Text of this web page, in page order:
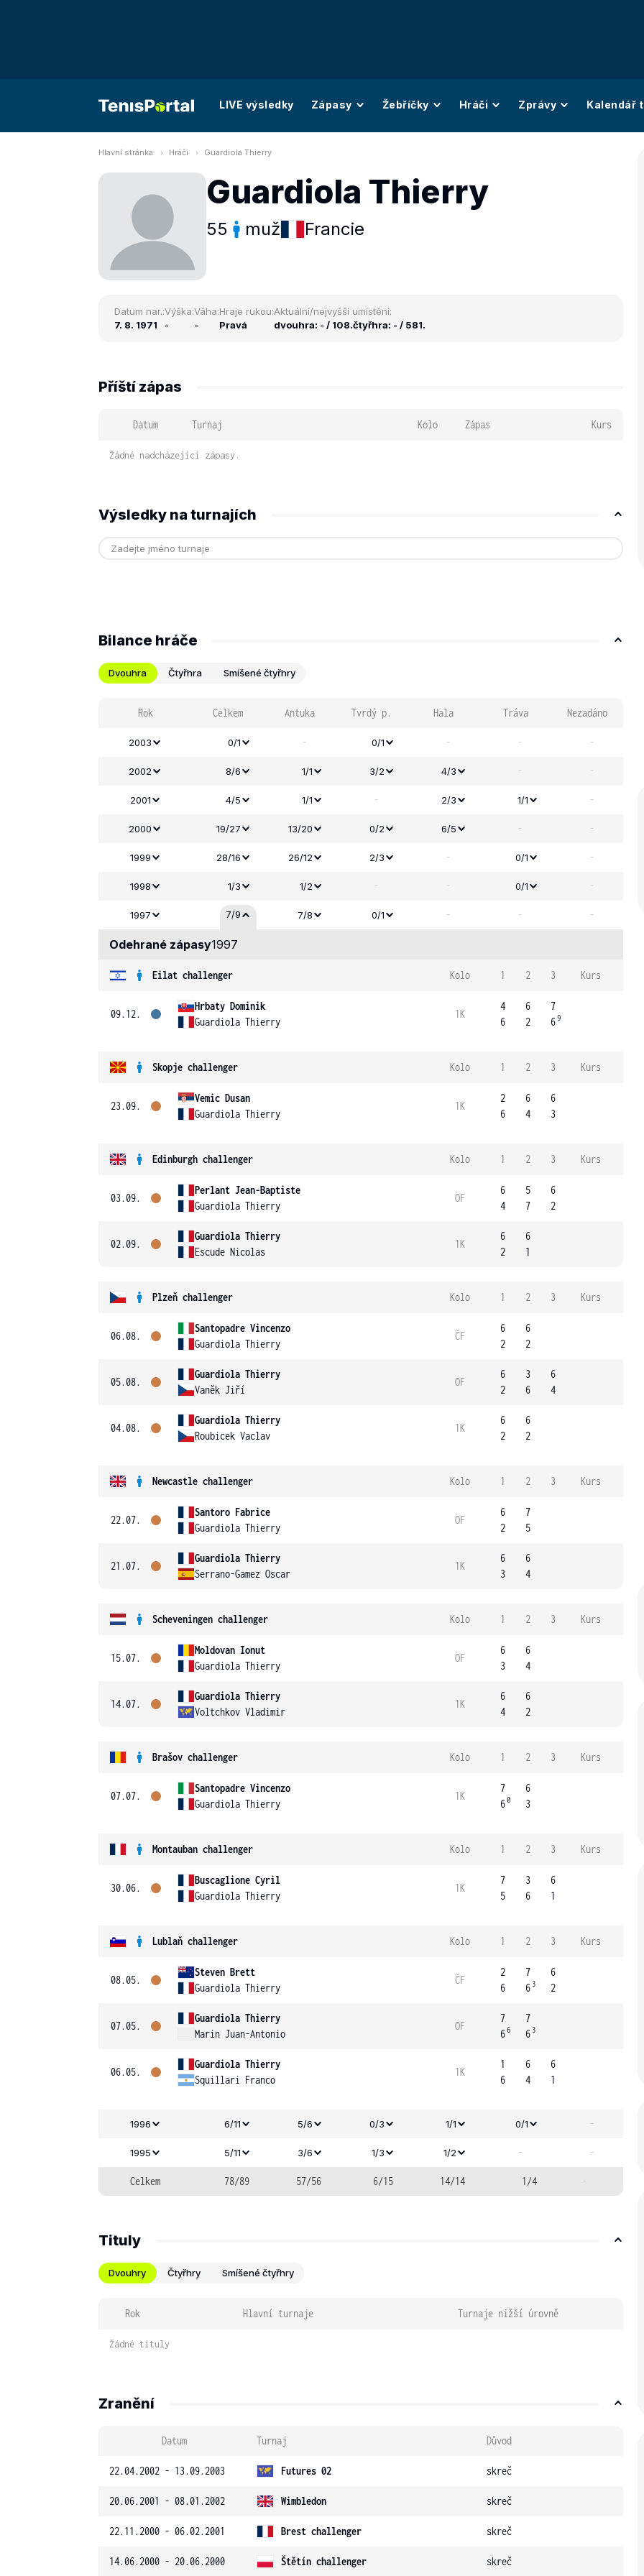
LIVE výsledky Zápasy Žebříčky Hráči Zprávy Kalendář
Hlavní stránka Hráči Guardiola Thierry
Guardiola Thierry
55 muž Francie
Datum nar.:
7. 8. 1971
Výška:
-
Váha:
-
Hraje rukou:
Pravá
Aktuální/nejvyšší umístění:
dvouhra: - / 108.čtyřhra: - / 581.
Příští zápas
Datum Turnaj Kolo Zápas Kurs
Žádné nadcházející zápasy.
Výsledky na turnajích
Bilance hráče
Dvouhra Čtyřhra Smíšené čtyřhry
Rok Celkem Antuka Tvrdý p. Hala Tráva Nezadáno
2003 0/1 - 0/1 - - -
2002 8/6 1/1 3/2 4/3 - -
2001 4/5 1/1 - 2/3 1/1 -
2000 19/27 13/20 0/2 6/5 - -
1999 28/16 26/12 2/3 - 0/1 -
1998 1/3 1/2 - - 0/1 -
1997 7/9 7/8 0/1 - - -
Odehrané zápasy1997
Eilat challenger Kolo 1 2 3 Kurs
09.12.
Hrbaty Dominik
Guardiola Thierry
1K
4
6
6
2
7
69
Skopje challenger Kolo 1 2 3 Kurs
23.09.
Vemic Dusan
Guardiola Thierry
1K
2
6
6
4
6
3
Edinburgh challenger Kolo 1 2 3 Kurs
03.09.
Perlant Jean-Baptiste
Guardiola Thierry
OF
6
4
5
7
6
2
02.09.
Guardiola Thierry
Escude Nicolas
1K
6
2
6
1
Plzeň challenger Kolo 1 2 3 Kurs
06.08.
Santopadre Vincenzo
Guardiola Thierry
ČF
6
2
6
2
05.08.
Guardiola Thierry
Vaněk Jiří
OF
6
2
3
6
6
4
04.08.
Guardiola Thierry
Roubicek Vaclav
1K
6
2
6
2
Newcastle challenger Kolo 1 2 3 Kurs
22.07.
Santoro Fabrice
Guardiola Thierry
OF
6
2
7
5
21.07.
Guardiola Thierry
Serrano-Gamez Oscar
1K
6
3
6
4
Scheveningen challenger Kolo 1 2 3 Kurs
15.07.
Moldovan Ionut
Guardiola Thierry
OF
6
3
6
4
14.07.
Guardiola Thierry
Voltchkov Vladimir
1K
6
4
6
2
Brašov challenger Kolo 1 2 3 Kurs
07.07.
Santopadre Vincenzo
Guardiola Thierry
1K
7
60
6
3
Montauban challenger Kolo 1 2 3 Kurs
30.06.
Buscaglione Cyril
Guardiola Thierry
1K
7
5
3
6
6
1
Lublaň challenger Kolo 1 2 3 Kurs
08.05.
Steven Brett
Guardiola Thierry
ČF
2
6
7
6 3
6
2
07.05.
Guardiola Thierry
Marin Juan-Antonio
OF
7
66
7
6 3
06.05.
Guardiola Thierry
Squillari Franco
1K
1
6
6
4
6
1
1996 6/11 5/6 0/3 1/1 0/1 -
1995 5/11 3/6 1/3 1/2 - -
Celkem 78/89 57/56 6/15 14/14 1/4 -
Tituly
Dvouhry Čtyřhry Smíšené čtyřhry
Rok Hlavní turnaje Turnaje nižší úrovně
Žádné tituly
Zranění
Datum Turnaj Důvod
22.04.2002 - 13.09.2003 Futures 02 skreč
20.06.2001 - 08.01.2002 Wimbledon skreč
22.11.2000 - 06.02.2001 Brest challenger skreč
14.06.2000 - 20.06.2000 Štětín challenger skreč